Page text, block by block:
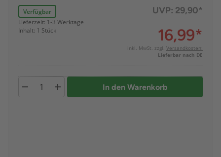
Verfügbar
Lieferzeit: 1-3 Werktage
Inhalt: 1 Stück
UVP: 29,90*
16,99*
inkl. MwSt. zzgl. Versandkosten:
Lieferbar nach DE
In den Warenkorb